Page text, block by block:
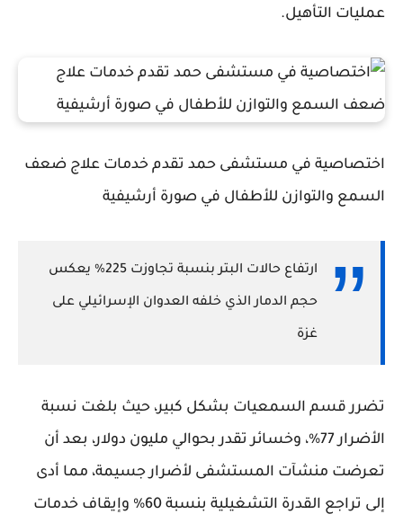
عمليات التأهيل.
اختصاصية في مستشفى حمد تقدم خدمات علاج ضعف
السمع والتوازن للأطفال في صورة أرشيفية
ارتفاع حالات البتر بنسبة تجاوزت 225% يعكس
حجم الدمار الذي خلفه العدوان الإسرائيلي على
غزة
تضرر قسم السمعيات بشكل كبير، حيث بلغت نسبة
الأضرار 77%، وخسائر تقدر بحوالي مليون دولار، بعد أن
تعرضت منشآت المستشفى لأضرار جسيمة، مما أدى
إلى تراجع القدرة التشغيلية بنسبة 60% وإيقاف خدمات